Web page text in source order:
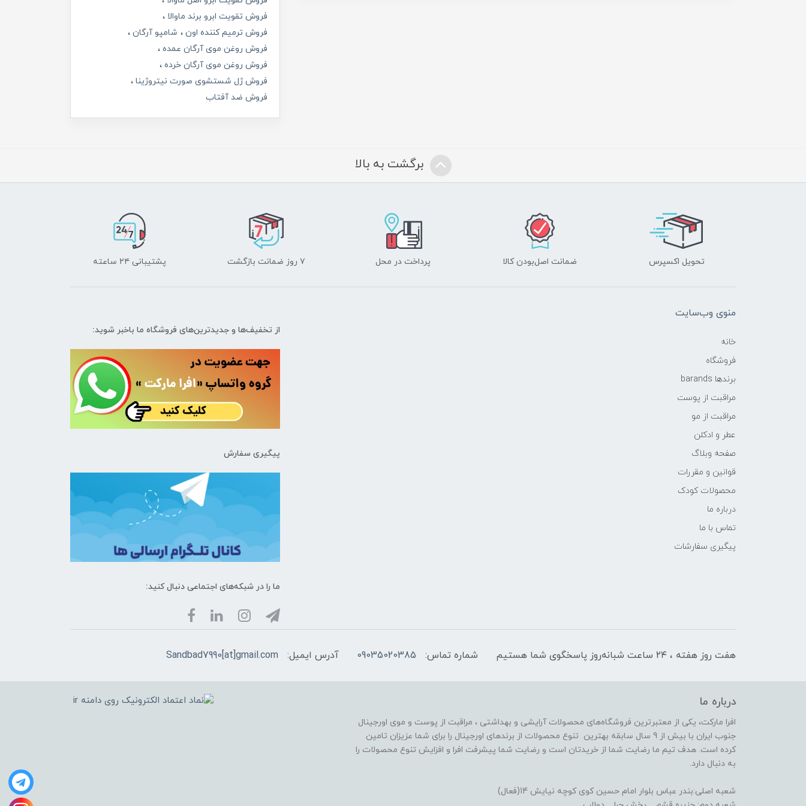
فروش تقویت ابرو برند ماوالا
فروش ترمیم کننده اون
شامپو آرگان
فروش روغن موی آرگان عمده
فروش روغن موی آرگان خرده
فروش ژل شستشوی صورت نیتروژینا
فروش ضد آفتاب
برگشت به بالا
تحویل اکسپرس ضمانت اصل‌بودن کالا پرداخت در محل ۷ روز ضمانت بازگشت پشتیبانی ۲۴ ساعته
منوی وب‌سایت
خانه
فروشگاه
برندها barands
مراقبت از پوست
مراقبت از مو
عطر و ادکلن
صفحه وبلاگ
قوانین و مقررات
محصولات کودک
درباره ما
تماس با ما
پیگیری سفارشات
از تخفیف‌ها و جدیدترین‌های فروشگاه ما باخبر شوید:
پیگیری سفارش
ما را در شبکه‌های اجتماعی دنبال کنید:
هفت روز هفته ، ۲۴ ساعت شبانه‌روز پاسخگوی شما هستیم شماره تماس: 09035020385 آدرس ایمیل: Sandbad7990[at]gmail.com
درباره ما
افرا مارکت، یکی از معتبرترین فروشگاه‌های محصولات آرایشی و بهداشتی ، مراقبت از پوست و موی اورجینال
جنوب ایران با بیش از 9 سال سابقه بهترین تنوع محصولات از برندهای اورجینال را برای شما عزیزان تامین
کرده است. هدف تیم ما رضایت شما از خریدتان است و رضایت شما پیشرفت افرا و افزایش تنوع محصولات را
به دنبال دارد.
شعبه اصلی:بندر عباس بلوار امام حسین کوی کوچه نیایش 14(فعال)